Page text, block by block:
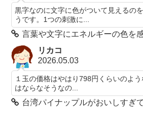
黒字なのに文字に色がついて見えるの
うです。1つの刺激に...
言葉や文字にエネルギーの色を
リカコ
2026.05.03
１玉の価格はやはり798円くらいのよ
はならなそうなの...
台湾パイナップルがおいしすぎて